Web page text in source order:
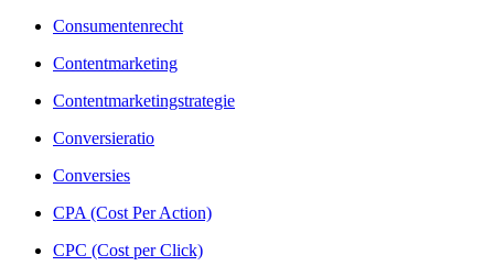
Consumentenrecht
Contentmarketing
Contentmarketingstrategie
Conversieratio
Conversies
CPA (Cost Per Action)
CPC (Cost per Click)